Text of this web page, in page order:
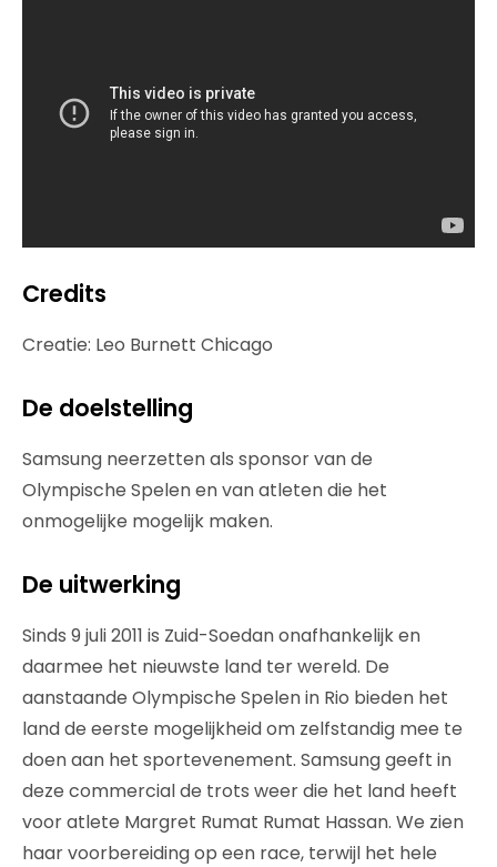
Credits
Creatie: Leo Burnett Chicago
De doelstelling
Samsung neerzetten als sponsor van de
Olympische Spelen en van atleten die het
onmogelijke mogelijk maken.
De uitwerking
Sinds 9 juli 2011 is Zuid-Soedan onafhankelijk en
daarmee het nieuwste land ter wereld. De
aanstaande Olympische Spelen in Rio bieden het
land de eerste mogelijkheid om zelfstandig mee te
doen aan het sportevenement. Samsung geeft in
deze commercial de trots weer die het land heeft
voor atlete Margret Rumat Rumat Hassan. We zien
haar voorbereiding op een race, terwijl het hele